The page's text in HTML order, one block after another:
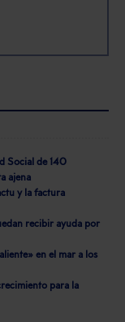
Social de 140
ajena
y la factura
recibir ayuda por
en el mar a los
para la